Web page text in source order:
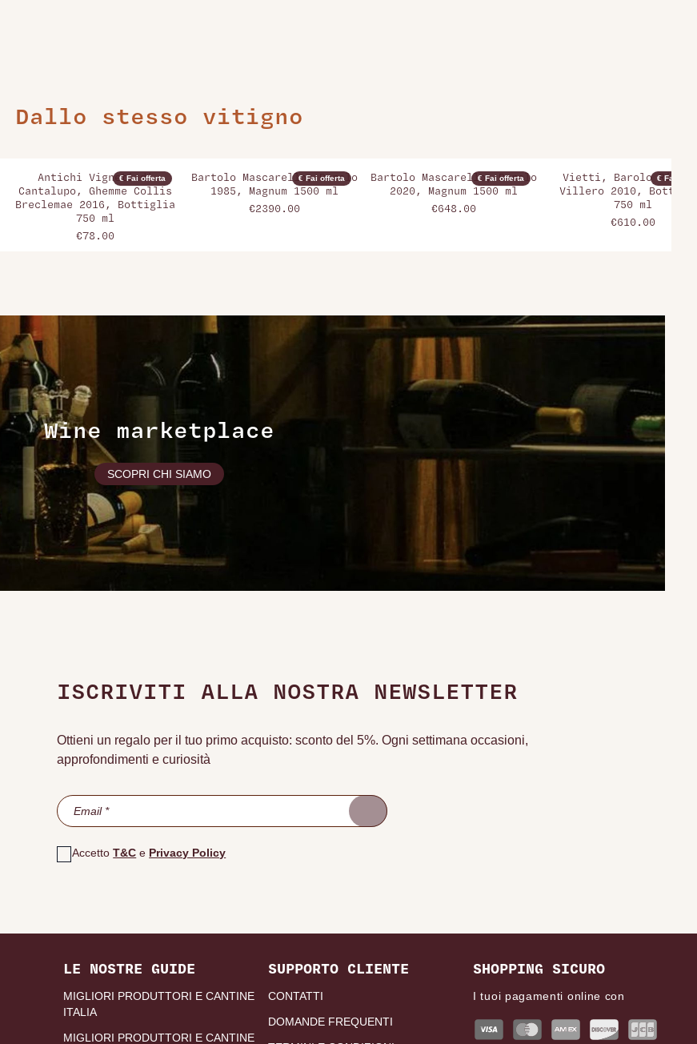
Dallo stesso vitigno
€ Fai offerta
Antichi Vigneti di
Cantalupo, Ghemme Collis
Breclemae 2016, Bottiglia
750 ml
€78.00
€ Fai offerta
Bartolo Mascarello, Barolo
1985, Magnum 1500 ml
€2390.00
€ Fai offerta
Bartolo Mascarello, Barolo
2020, Magnum 1500 ml
€648.00
€ Fai
Vietti, Barolo
Villero 2010,
750 ml
€610.00
Wine marketplace
SCOPRI CHI SIAMO
ISCRIVITI ALLA NOSTRA NEWSLETTER
Ottieni un regalo per il tuo primo acquisto: sconto del 5%. Ogni settimana occasioni,
approfondimenti e curiosità
AccettoT&C e Privacy Policy
LE NOSTRE GUIDE
MIGLIORI PRODUTTORI E CANTINE
ITALIA
MIGLIORI PRODUTTORI E CANTINE
SUPPORTO CLIENTE
CONTATTI
DOMANDE FREQUENTI
SHOPPING SICURO
I tuoi pagamenti online con